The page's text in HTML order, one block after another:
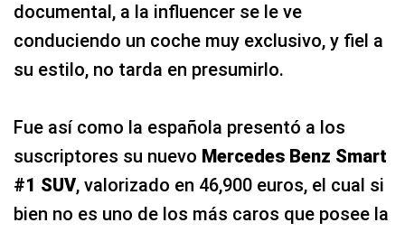
documental, a la influencer se le ve
conduciendo un coche muy exclusivo, y fiel a
su estilo, no tarda en presumirlo.
Fue así como la española presentó a los
suscriptores su nuevo Mercedes Benz Smart
#1 SUV, valorizado en 46,900 euros, el cual si
bien no es uno de los más caros que posee la